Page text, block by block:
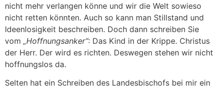
nicht mehr verlangen könne und wir die Welt sowieso
nicht retten könnten. Auch so kann man Stillstand und
Ideenlosigkeit beschreiben. Doch dann schreiben Sie
vom „Hoffnungsanker“: Das Kind in der Krippe. Christus
der Herr. Der wird es richten. Deswegen stehen wir nicht
hoffnungslos da.
Selten hat ein Schreiben des Landesbischofs bei mir ein